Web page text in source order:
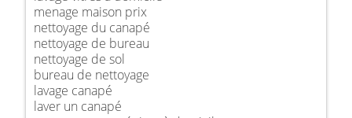
menage maison prix
nettoyage du canapé
nettoyage de bureau
nettoyage de sol
bureau de nettoyage
lavage canapé
laver un canapé